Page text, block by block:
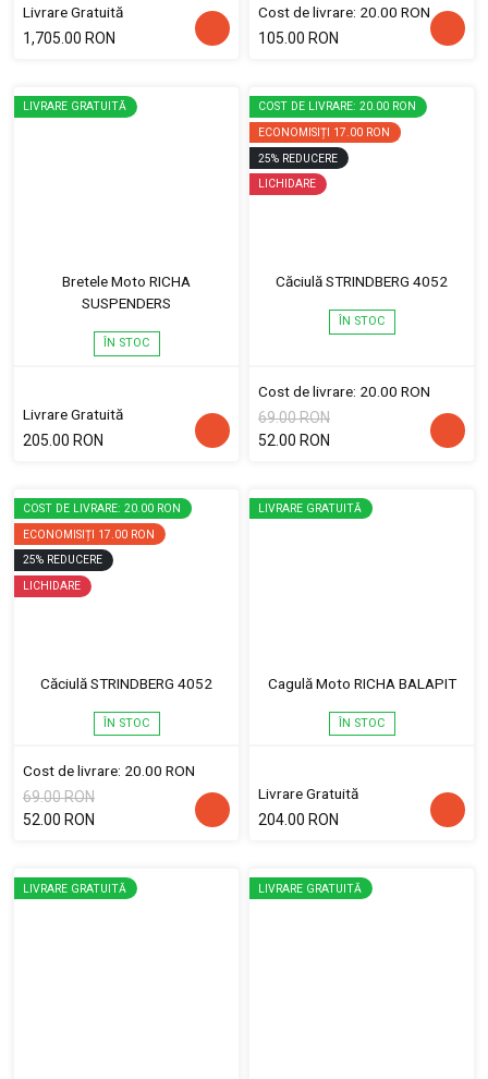
Livrare Gratuită
1,705.00 RON
Cost de livrare: 20.00 RON
105.00 RON
LIVRARE GRATUITĂ
Bretele Moto RICHA
SUSPENDERS
ÎN STOC
Livrare Gratuită
205.00 RON
COST DE LIVRARE: 20.00 RON
ECONOMISIȚI 17.00 RON
25% REDUCERE
LICHIDARE
Căciulă STRINDBERG 4052
ÎN STOC
Cost de livrare: 20.00 RON
69.00 RON
52.00 RON
COST DE LIVRARE: 20.00 RON
ECONOMISIȚI 17.00 RON
25% REDUCERE
LICHIDARE
Căciulă STRINDBERG 4052
ÎN STOC
Cost de livrare: 20.00 RON
69.00 RON
52.00 RON
LIVRARE GRATUITĂ
Cagulă Moto RICHA BALAPIT
ÎN STOC
Livrare Gratuită
204.00 RON
LIVRARE GRATUITĂ LIVRARE GRATUITĂ